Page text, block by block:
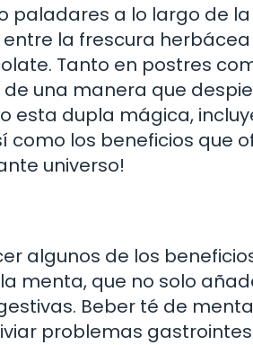
paladares a lo largo de la
la frescura
Tanto en postres
una manera que
esta dupla mágica,
como los beneficios que
universo!
algunos de los
menta, que no solo
Beber té de
problemas